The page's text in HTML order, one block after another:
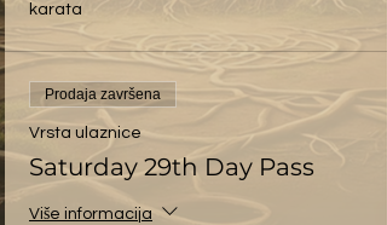
karata
Prodaja završena
Vrsta ulaznice
Saturday 29th Day Pass
Više informacija